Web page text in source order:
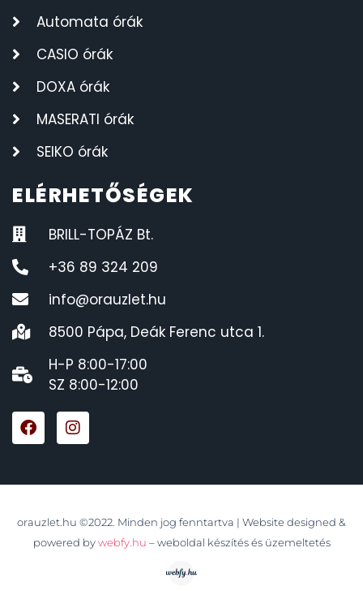
Automata órák
CASIO órák
DOXA órák
MASERATI órák
SEIKO órák
ELÉRHETŐSÉGEK
BRILL-TOPÁZ Bt.
+36 89 324 209
info@orauzlet.hu
8500 Pápa, Deák Ferenc utca 1.
H-P 8:00-17:00
SZ 8:00-12:00
orauzlet.hu ©2022. Minden jog fenntartva | Website designed &
powered by webfy.hu – weboldal készítés és üzemeltetés